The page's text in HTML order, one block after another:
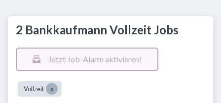
2 Bankkaufmann Vollzeit Jobs
Jetzt Job-Alarm aktivieren!
Vollzeit